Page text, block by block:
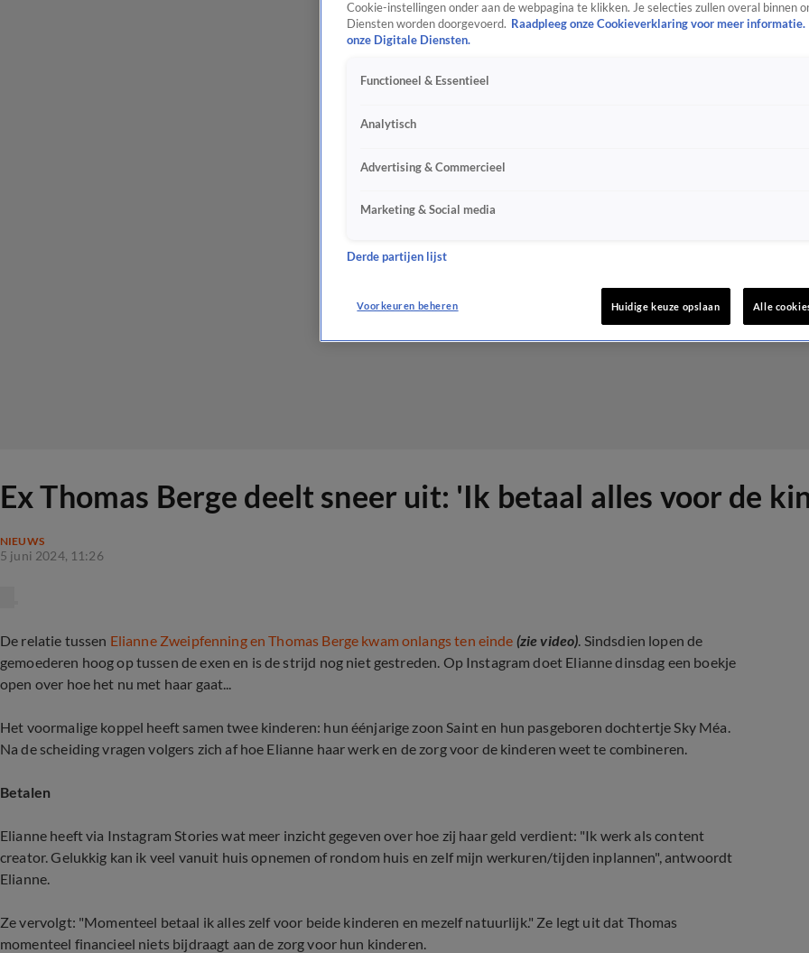
Ex Thomas Berge deelt sneer uit: 'Ik betaal alles voor de
NIEUWS
5 juni 2024, 11:26
De relatie tussen Elianne Zweipfenning en Thomas Berge kwam onlangs ten einde (zie video). Sindsdien lopen de
gemoederen hoog op tussen de exen en is de strijd nog niet gestreden. Op Instagram doet Elianne dinsdag een boekje
open over hoe het nu met haar gaat...
Het voormalige koppel heeft samen twee kinderen: hun éénjarige zoon Saint en hun pasgeboren dochtertje Sky Méa.
Na de scheiding vragen volgers zich af hoe Elianne haar werk en de zorg voor de kinderen weet te combineren.
Betalen
Elianne heeft via Instagram Stories wat meer inzicht gegeven over hoe zij haar geld verdient: "Ik werk als content
creator. Gelukkig kan ik veel vanuit huis opnemen of rondom huis en zelf mijn werkuren/tijden inplannen", antwoordt
Elianne.
Ze vervolgt: "Momenteel betaal ik alles zelf voor beide kinderen en mezelf natuurlijk." Ze legt uit dat Thomas
momenteel financieel niets bijdraagt aan de zorg voor hun kinderen.
Cookie-instellingen onder aan de webpagina te klikken. Je selecties zullen overal binnen
Diensten worden doorgevoerd. Raadpleeg onze Cookieverklaring voor meer informatie.
onze Digitale Diensten.
Functioneel & Essentieel
Analytisch
Advertising & Commercieel
Marketing & Social media
Derde partijen lijst
Voorkeuren beheren Huidige keuze opslaan Alle